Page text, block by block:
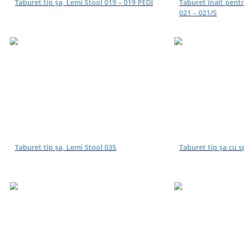
Taburet tip șa, Lemi Stool 019 – 019 PEDI
Taburet înalt
021 – 021/S
Taburet tip șa, Lemi Stool 035 Taburet tip șa cu